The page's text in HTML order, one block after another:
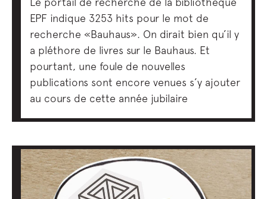
EPF indique 3253 hits pour le mot de
recherche «Bauhaus». On dirait bien qu’il y
a pléthore de livres sur le Bauhaus. Et
pourtant, une foule de nouvelles
publications sont encore venues s’y ajouter
au cours de cette année jubilaire